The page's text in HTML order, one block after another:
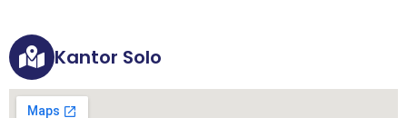
Kantor Solo